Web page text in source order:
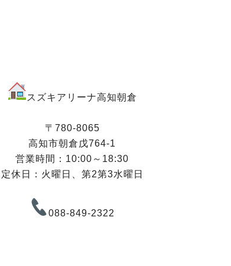
スズキアリーナ高知朝倉
〒780-8065
高知市朝倉戊764-1
営業時間：10:00～18:30
定休日：火曜日、第2第3水曜日
088-849-2322